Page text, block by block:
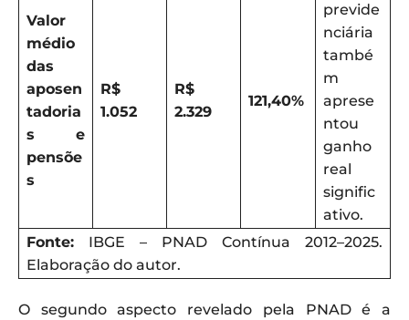
Valor
médio
das
aposen
tadoria
s e
pensõe
s
R$
1.052
R$
2.329
121,40%
previde
nciária
també
m
aprese
ntou
ganho
real
signific
ativo.
Fonte: IBGE – PNAD Contínua 2012–2025.
Elaboração do autor.
O segundo aspecto revelado pela PNAD é a